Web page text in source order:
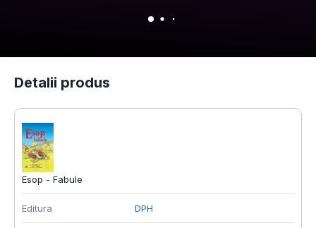
Detalii produs
Esop - Fabule
Editura DPH